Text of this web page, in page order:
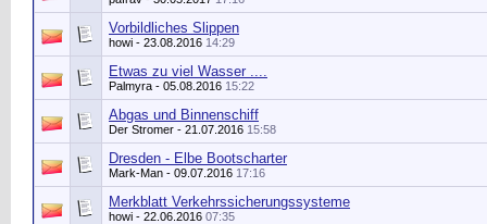
Vorbildliches Slippen
howi - 23.08.2016 14:29
Etwas zu viel Wasser ....
Palmyra - 05.08.2016 15:22
Abgas und Binnenschiff
Der Stromer - 21.07.2016 15:58
Dresden - Elbe Bootscharter
Mark-Man - 09.07.2016 17:16
Merkblatt Verkehrssicherungssysteme
howi - 22.06.2016 07:35